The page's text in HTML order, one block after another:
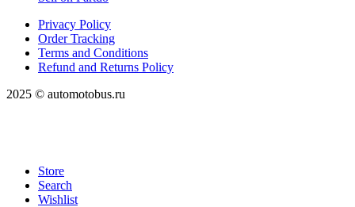
Privacy Policy
Order Tracking
Terms and Conditions
Refund and Returns Policy
2025 © automotobus.ru
Store
Search
Wishlist